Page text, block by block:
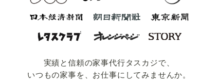
実績と信頼の家事代⾏タスカジで、
いつもの家事を、お仕事にしてみませんか。